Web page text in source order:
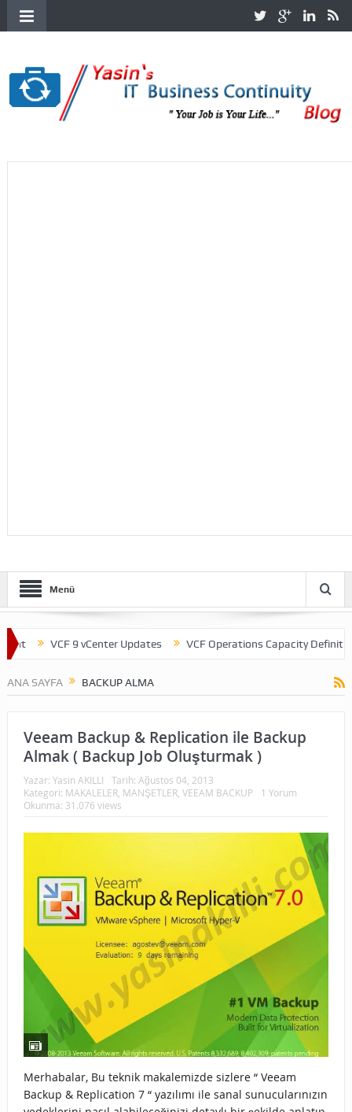
Menü
VCF 9 vCenter Updates VCF Operations Capacity Definitions
ANA SAYFA BACKUP ALMA
Veeam Backup & Replication ile Backup
Almak ( Backup Job Oluşturmak )
Yazar: Yasin AKILLI Tarih: Ağustos 04, 2013
Kategori: MAKALELER, MANŞETLER, VEEAM BACKUP
1 Yorum
Okunma: 31.076 views
Merhabalar, Bu teknik makalemizde sizlere “ Veeam
Backup & Replication 7 “ yazılımı ile sanal sunucularınızın